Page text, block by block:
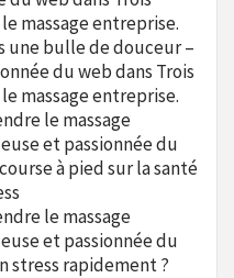
massage entreprise.
une bulle de douceur –
du webdans Trois
massage entreprise.
le massage
et passionnée du
à pied sur la santé
le massage
et passionnée du
stress rapidement ?